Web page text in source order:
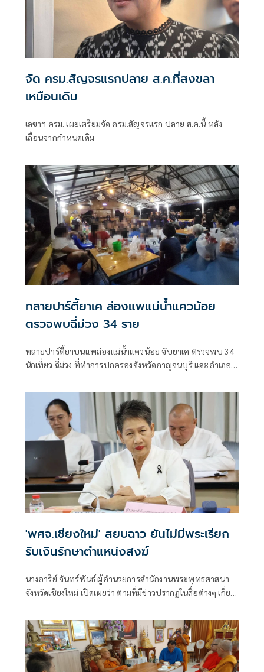
จัด ครม.สัญจรแรกปลาย ส.ค.ที่สงขลา
เหมือนเดิม
เลขาฯ ครม. เผยเตรียมจัด ครม.สัญจรแรก ปลาย ส.ค.นี้ หลัง
เลื่อนจากกำหนดเดิม
ทลายปาร์ตี้ยาเค ล่องแพแม่น้ำแควน้อย
ตรวจพบฉี่ม่วง 34 ราย
ทลายปาร์ตี้ยาบนแพล่องแม่น้ำแควน้อย จับยาเค ตรวจพบ 34
นักเที่ยว ฉี่ม่วง ที่ทำการปกครองจังหวัดกาญจนบุรี และอําเภอ
ยาเสพติด
'พศจ.เชียงใหม่' สยบฉาว ยันไม่มีพระเรียก
รับเงินรักษาตำแหน่งสงฆ์
นางอารีย์ จันทร์พันธ์ ผู้อำนวยการสำนักงานพระพุทธศาสนา
จังหวัดเชียงใหม่ เปิดเผยว่า ตามที่มีข่าวปรากฏในสื่อต่างๆ เกี่ยว
ตำแหน่งสำคัญทางสงฆ์